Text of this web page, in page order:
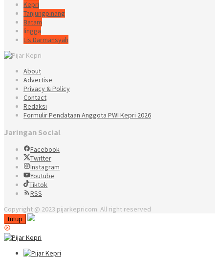
Kepri
Tanjungpinang
Batam
lingga
Lis Darmansyah
About
Advertise
Privacy & Policy
Contact
Redaksi
Formulir Pendataan Anggota PWI Kepri 2026
Jaringan Social
Facebook
Twitter
Instagram
Youtube
Tiktok
RSS
Copyright @ 2023 pijarkepricom. All right reserved
tutup